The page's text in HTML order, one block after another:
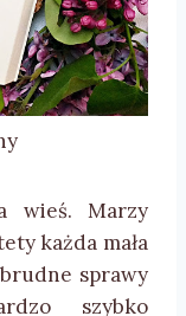
wieś. Marzy
każda mała
sprawy
szybko